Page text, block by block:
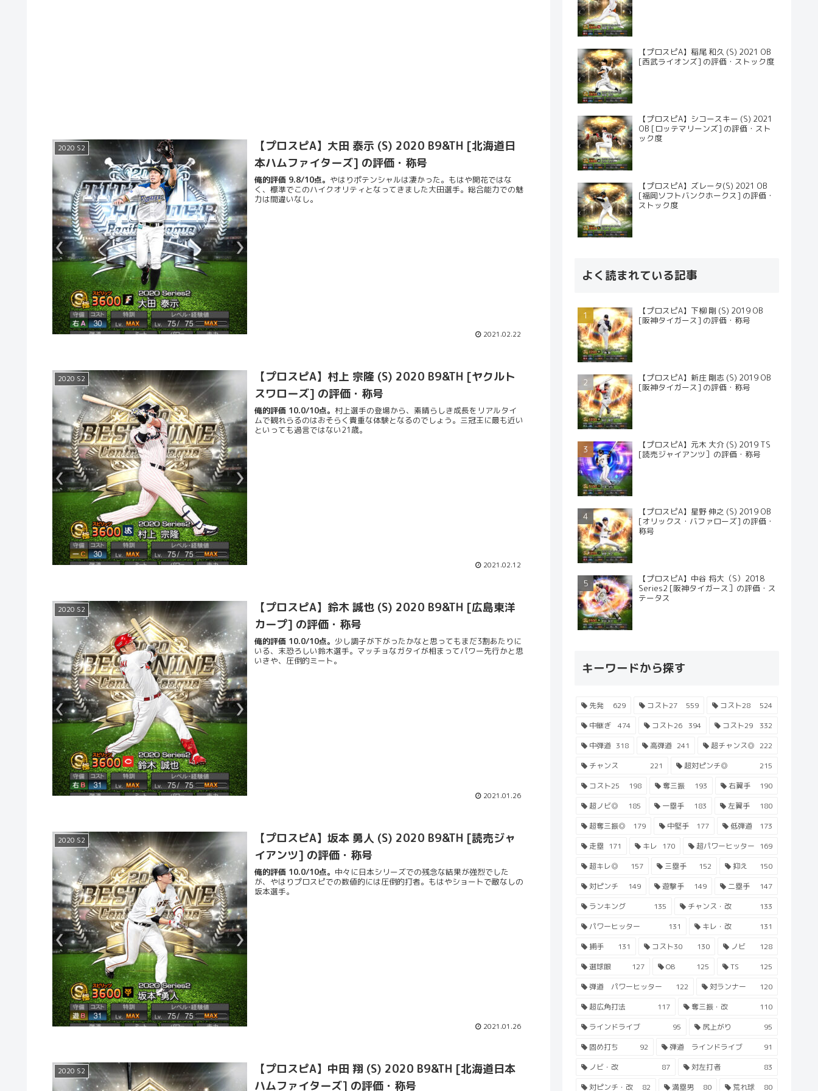
2020 S2
【プロスピA】大田 泰示 (S) 2020 B9&TH [北海道日
本ハムファイターズ] の評価・称号
俺的評価 9.8/10点。 やはりポテンシャルは凄かった。もはや開花ではな
く、標準でこのハイクオリティとなってきました大田選手。総合能力での魅
力は間違いなし。
2021.02.22
2020 S2
【プロスピA】村上 宗隆 (S) 2020 B9&TH [ヤクルト
スワローズ] の評価・称号
俺的評価 10.0/10点。村上選手の登場から、素晴らしき成長をリアルタイ
ムで観れらるのはおそらく貴重な体験となるのでしょう。三冠王に最も近い
といっても過言ではない21歳。
2021.02.12
2020 S2
【プロスピA】鈴木 誠也 (S) 2020 B9&TH [広島東洋
カープ] の評価・称号
俺的評価 10.0/10点。 少し調子が下がったかなと思ってもまだ3割あたりに
いる、末恐ろしい鈴木選手。マッチョなガタイが相まってパワー先行かと思
いきや、圧倒的ミート。
2021.01.26
2020 S2
【プロスピA】坂本 勇人 (S) 2020 B9&TH [読売ジャ
イアンツ] の評価・称号
俺的評価 10.0/10点。 中々に日本シリーズでの残念な結果が強烈でした
が、やはりプロスピでの数値的には圧倒的打者。もはやショートで敵なしの
坂本選手。
2021.01.26
2020 S2
【プロスピA】中田 翔 (S) 2020 B9&TH [北海道日本
ハムファイターズ] の評価・称号
【プロスピA】稲尾 和久 (S) 2021 OB
[西武ライオンズ] の評価・ストック度
【プロスピA】シコースキー (S) 2021
OB [ロッテマリーンズ] の評価・スト
ック度
【プロスピA】ズレータ(S) 2021 OB
[福岡ソフトバンクホークス] の評価・
ストック度
よく読まれている記事
【プロスピA】下柳 剛 (S) 2019 OB
[阪神タイガース] の評価・称号
【プロスピA】新庄 剛志 (S) 2019 OB
[阪神タイガース] の評価・称号
【プロスピA】元木 大介 (S) 2019 TS
[読売ジャイアンツ］の評価・称号
【プロスピA】星野 伸之 (S) 2019 OB
[オリックス・バファローズ] の評価・
称号
【プロスピA】中谷 将大（S）2018
Series2 [阪神タイガース］の評価・ス
テータス
キーワードから探す
先発 629 コスト27 559 コスト28
524
中継ぎ
474 コスト26 394 コスト29
332
中弾道 318 高弾道 241 超チャンス◎ 222
チャンス
221 超対ピンチ◎
215
コスト25
198 奪三振 193 右翼手
190
超ノビ◎
185 一塁手 183 左翼手
180
超奪三振◎
179 中堅手 177 低弾道
173
走塁 171 キレ 170 超パワーヒッター 169
超キレ◎
157 三塁手 152 抑え
150
対ピンチ
149 遊撃手 149 二塁手
147
ランキング
135 チャンス・改
133
パワーヒッター
131 キレ・改
131
捕手
131 コスト30 130 ノビ
128
選球眼
127 OB 125 TS
125
弾道 パワーヒッター
122 対ランナー
120
超広角打法
117 奪三振・改
110
ラインドライブ
95 尻上がり
95
固め打ち
92 弾道 ラインドライブ
91
ノビ・改
87 対左打者
83
対ピンチ・改
82 満塁男 80 荒れ球 80